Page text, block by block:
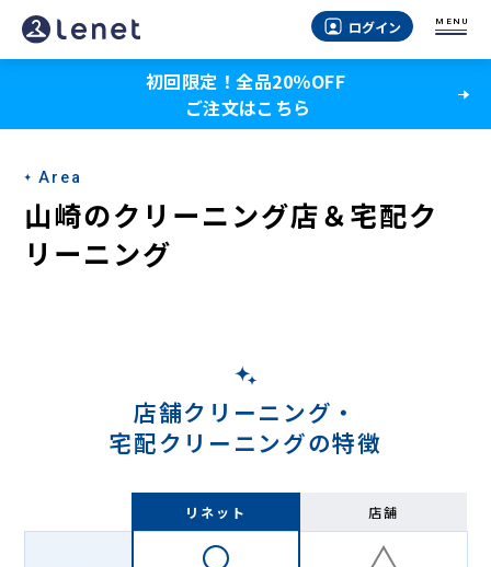
山
崎
宅
配
ク
Lenet〈リ
ネ
ログイン MENU
初回限定！全品20％OFF
ご注文はこちら
Area
山崎のクリーニング店＆宅配ク
リーニング
店舗クリーニング・
宅配クリーニングの特徴
リネット 店舗